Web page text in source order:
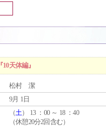
天体編』
松村 潔
9月 1日
（土） 13 ：00 ～ 18 ：40
（休憩20分2回含む）